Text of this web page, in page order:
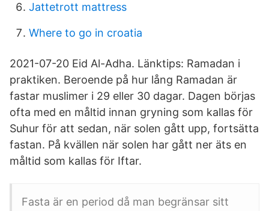
Jattetrott mattress
Where to go in croatia
2021-07-20 Eid Al-Adha. Länktips: Ramadan i
praktiken. Beroende på hur lång Ramadan är
fastar muslimer i 29 eller 30 dagar. Dagen börjas
ofta med en måltid innan gryning som kallas för
Suhur för att sedan, när solen gått upp, fortsätta
fastan. På kvällen när solen har gått ner äts en
måltid som kallas för Iftar.
Fasta är en period då man begränsar sitt